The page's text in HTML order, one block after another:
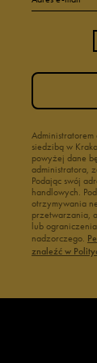
siedzibą w
powyżej dane
administratora,
Podając swój
handlowych.
otrzymywania
przetwarzania,
lub
nadzorczego.
znaleźć w